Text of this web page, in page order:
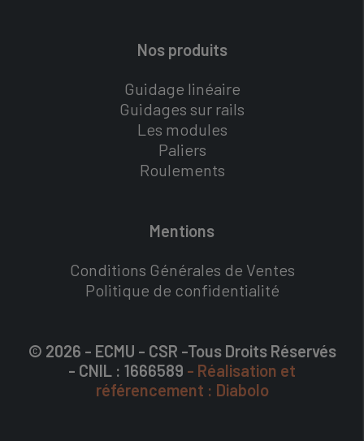
Nos produits
Guidage linéaire
Guidages sur rails
Les modules
Paliers
Roulements
Mentions
Conditions Générales de Ventes
Politique de confidentialité
© 2026 - ECMU - CSR -Tous Droits Réservés
- CNIL : 1666589 - Réalisation et
référencement : Diabolo